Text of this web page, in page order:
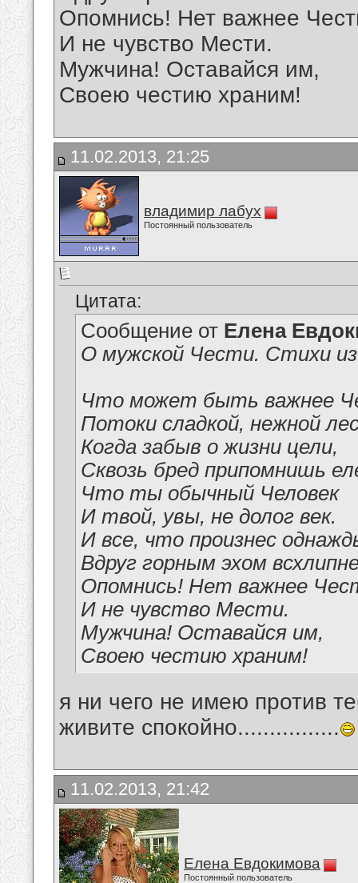
Опомнись! Нет важнее
И не чувство Мести.
Мужчина! Оставайся им,
Своею честию храним!
11.02.2013, 21:25
владимир лабух
Постоянный пользователь
Цитата:
Сообщение от Елена
О мужской Чести. Стихи
Что может быть важнее
Потоки сладкой, нежной
Когда забыв о жизни цели,
Сквозь бред припомнишь
Что ты обычный Человек
И твой, увы, не долог век.
И все, что произнес
Вдруг горным эхом
Опомнись! Нет важнее
И не чувство Мести.
Мужчина! Оставайся им,
Своею честию храним!
я ни чего не имею против
живите спокойно................
11.02.2013, 21:42
Елена Евдокимова
Постоянный пользователь